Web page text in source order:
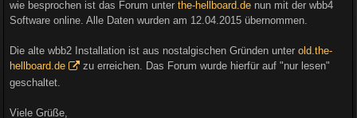
wie besprochen ist das Forum unter the-hellboard.de nun mit der wbb4
Software online. Alle Daten wurden am 12.04.2015 übernommen.
Die alte wbb2 Installation ist aus nostalgischen Gründen unter old.the-
hellboard.de
zu erreichen. Das Forum wurde hierfür auf "nur lesen"
geschaltet.
Viele Grüße,